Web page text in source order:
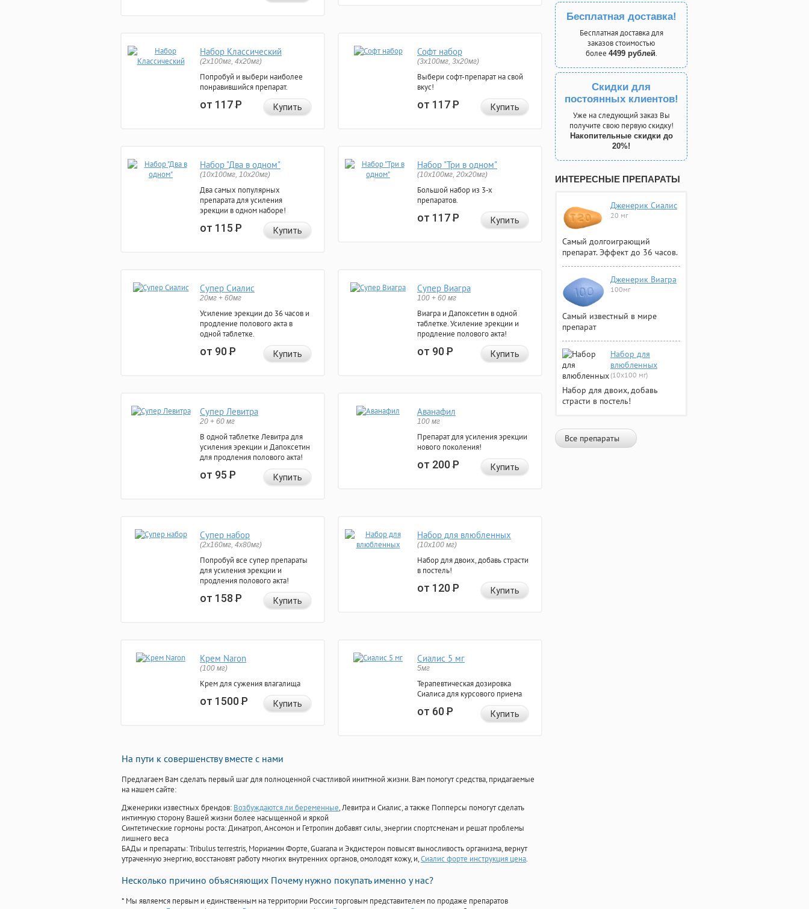
Набор Классический
(2x100мг, 4x20мг)
Попробуй и выбери наиболее
понравившийся препарат.
от 117Р Купить
Софт набор
(3x100мг, 3x20мг)
Выбери софт-препарат на свой
вкус!
от 117Р Купить
Набор "Два в одном"
(10x100мг, 10x20мг)
Два самых популярных
препарата для усиления
эрекции в одном наборе!
от 115Р Купить
Набор "Три в одном"
(10x100мг, 20x20мг)
Большой набор из 3-х
препаратов.
от 117Р Купить
Супер Сиалис
20мг + 60мг
Усиление эрекции до 36 часов и
продление полового акта в
одной таблетке.
от 90Р Купить
Супер Виагра
100 + 60 мг
Виагра и Дапоксетин в одной
таблетке. Усиление эрекции и
продление полового акта!
от 90Р Купить
Супер Левитра
20 + 60 мг
В одной таблетке Левитра для
усиления эрекции и Дапоксетин
для продления полового акта!
от 95Р Купить
Аванафил
100 мг
Препарат для усиления эрекции
нового поколения!
от 200Р Купить
Супер набор
(2х160мг, 4х80мг)
Попробуй все супер препараты
для усиления эрекции и
продления полового акта!
от 158Р Купить
Набор для влюбленных
(10х100 мг)
Набор для двоих, добавь страсти
в постель!
от 120Р Купить
Крем Naron
(100 мг)
Крем для сужения влагалища
от 1500Р Купить
Сиалис 5 мг
5мг
Терапевтическая дозировка
Сиалиса для курсового приема
от 60Р Купить
На пути к совершенству вместе с нами
Предлагаем Вам сделать первый шаг для полноценной счастливой инитмной жизни. Вам помогут средства, придагаемые
на нашем сайте:
Дженерики известных брендов: Возбуждаются ли беременные, Левитра и Сиалис, а также Попперсы помогут сделать
интимную сторону Вашей жизни более насыщенной и яркой
Синтетические гормоны роста: Динатроп, Ансомон и Гетропин добавят силы, энергии спортсменам и решат проблемы
лишнего веса
БАДы и препараты:Tribulus terrestris, Мориамин Форте, Guarana и Экдистерон повысят выносливость организма, вернут
утраченную энергию, восстановят работу многих внутренних органов, омолодят кожу, и,Сиалис форте инструкция цена.
Несколько причино объясняющих Почему нужно покупать именно у нас?
* Мы являемся первым и единственным на территории России торговым представителем по продаже препаратов
Бесплатная доставка!
Бесплатная доставка для
заказов стоимостью
более 4499 рублей.
Скидки для
постоянных клиентов!
Уже на следующий заказ Вы
получите свою первую скидку!
Накопительные скидки до
20%!
ИНТЕРЕСНЫЕ ПРЕПАРАТЫ
Дженерик Сиалис
20 мг
Самый долгоиграющий
препарат. Эффект до 36 часов.
Дженерик Виагра
100мг
Самый известный в мире
препарат
Набор для
влюбленных
(10х100 мг)
Набор для двоих, добавь
страсти в постель!
Все препараты